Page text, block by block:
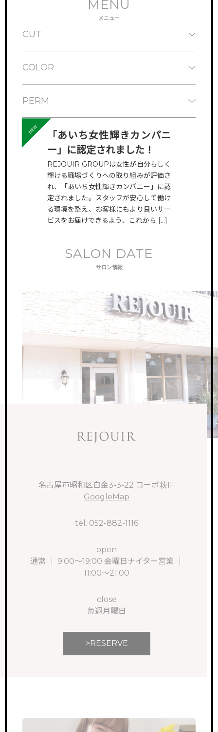
リクルート
「あいち女性輝きカンパニ
ー」に認定されました！
REJOUIR GROUPは女性が自分らしく
輝ける職場づくりへの取り組みが評価さ
れ、「あいち女性輝きカンパニー」に認
定されました。スタッフが安心して働け
る環境を整え、お客様にもより良いサー
ビスをお届けできるよう、これから […]
VIEW MORE
MENU
メニュー
CUT
COLOR
PERM
STRAIGHT
TREATMENT
HEAD SPA
SALON DATE
サロン情報
名古屋市昭和区白金3-3-22 コーポ萩1F
GoogleMap
tel. 052-882-1116
open
通常 ｜ 9:00～19:00 金曜日ナイター営業 ｜
11:00～21:00
close
毎週月曜日
>RESERVE